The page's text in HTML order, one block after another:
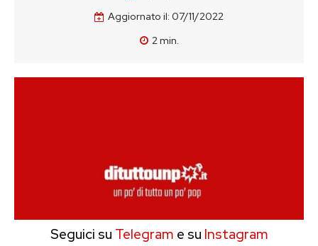
Aggiornato il: 07/11/2022
2min.
Seguici su Telegram e su Instagram